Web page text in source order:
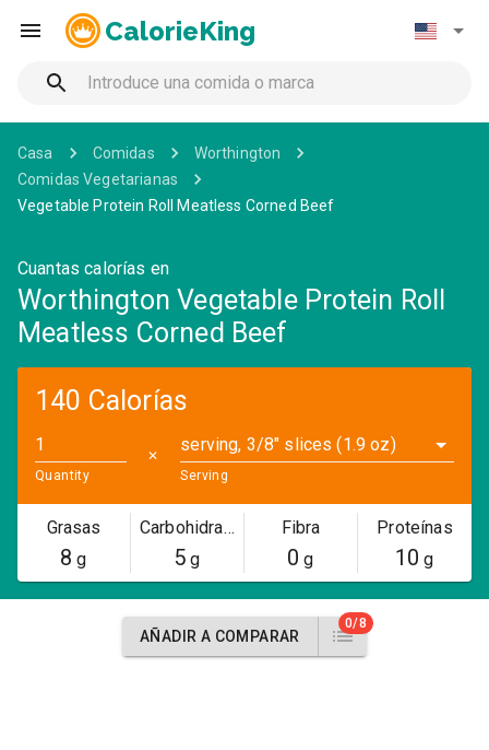
CalorieKing
Casa Comidas
Worthington
Comidas Vegetarianas
Vegetable Protein Roll Meatless Corned Beef
Cuantas calorías en
Worthington Vegetable Protein Roll
Meatless Corned Beef
140 Calorías
Quantity
✕
serving, 3/8" slices (1.9 oz)
Serving
Grasas
8 g
Carbohidratos
5 g
Fibra
0 g
Proteínas
10 g
AÑADIR A COMPARAR
0/8